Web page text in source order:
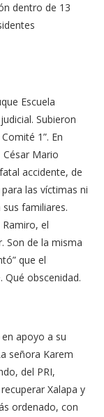
dentro de 13
Escuela
Subieron
1”. En
Mario
accidente, de
las víctimas ni
familiares.
Ramiro, el
Son de la misma
que el
Qué obscenidad.
apoyo a su
señora Karem
del PRI,
Xalapa y
ordenado, con